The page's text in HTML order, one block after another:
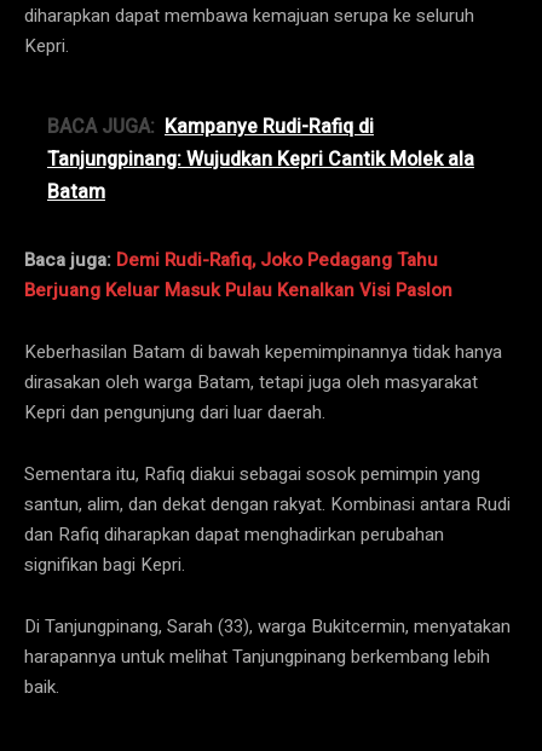
diharapkan dapat membawa kemajuan serupa ke seluruh
Kepri.
BACA JUGA: Kampanye Rudi-Rafiq di
Tanjungpinang: Wujudkan Kepri Cantik Molek ala
Batam
Baca juga: Demi Rudi-Rafiq, Joko Pedagang Tahu
Berjuang Keluar Masuk Pulau Kenalkan Visi Paslon
Keberhasilan Batam di bawah kepemimpinannya tidak hanya
dirasakan oleh warga Batam, tetapi juga oleh masyarakat
Kepri dan pengunjung dari luar daerah.
Sementara itu, Rafiq diakui sebagai sosok pemimpin yang
santun, alim, dan dekat dengan rakyat. Kombinasi antara Rudi
dan Rafiq diharapkan dapat menghadirkan perubahan
signifikan bagi Kepri.
Di Tanjungpinang, Sarah (33), warga Bukitcermin, menyatakan
harapannya untuk melihat Tanjungpinang berkembang lebih
baik.